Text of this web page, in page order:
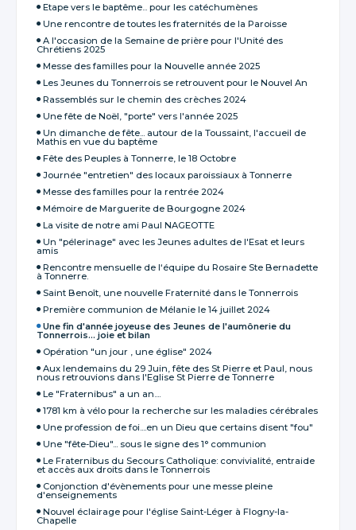
Etape vers le baptême... pour les catéchumènes
Une rencontre de toutes les fraternités de la Paroisse
A l'occasion de la Semaine de prière pour l'Unité des
Chrétiens 2025
Messe des familles pour la Nouvelle année 2025
Les Jeunes du Tonnerrois se retrouvent pour le Nouvel An
Rassemblés sur le chemin des crèches 2024
Une fête de Noël, "porte" vers l'année 2025
Un dimanche de fête... autour de la Toussaint, l'accueil de
Mathis en vue du baptême
Fête des Peuples à Tonnerre, le 18 Octobre
Journée "entretien" des locaux paroissiaux à Tonnerre
Messe des familles pour la rentrée 2024
Mémoire de Marguerite de Bourgogne 2024
La visite de notre ami Paul NAGEOTTE
Un "pélerinage" avec les Jeunes adultes de l'Esat et leurs
amis
Rencontre mensuelle de l‘équipe du Rosaire Ste Bernadette
à Tonnerre.
Saint Benoît, une nouvelle Fraternité dans le Tonnerrois
Première communion de Mélanie le 14 juillet 2024
Une fin d'année joyeuse des Jeunes de l'aumônerie du
Tonnerrois... joie et bilan
Opération "un jour , une église" 2024
Aux lendemains du 29 Juin, fête des St Pierre et Paul, nous
nous retrouvions dans l'Eglise St Pierre de Tonnerre
Le "Fraternibus" a un an....
1781 km à vélo pour la recherche sur les maladies cérébrales
Une profession de foi....en un Dieu que certains disent "fou"
Une "fête-Dieu"... sous le signe des 1° communion
Le Fraternibus du Secours Catholique: convivialité, entraide
et accès aux droits dans le Tonnerrois
Conjonction d'évènements pour une messe pleine
d'enseignements
Nouvel éclairage pour l'église Saint-Léger à Flogny-la-
Chapelle